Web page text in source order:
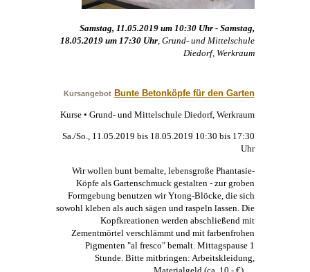
Samstag, 11.05.2019 um 10:30 Uhr - Samstag,
18.05.2019 um 17:30 Uhr , Grund- und Mittelschule
Diedorf, Werkraum
Kursangebot Bunte Betonköpfe für den Garten
Kurse • Grund- und Mittelschule Diedorf, Werkraum
Sa./So., 11.05.2019 bis 18.05.2019 10:30 bis 17:30
Uhr
Wir wollen bunt bemalte, lebensgroße Phantasie-
Köpfe als Gartenschmuck gestalten - zur groben
Formgebung benutzen wir Ytong-Blöcke, die sich
sowohl kleben als auch sägen und raspeln lassen. Die
Kopfkreationen werden abschließend mit
Zementmörtel verschlämmt und mit farbenfrohen
Pigmenten "al fresco" bemalt. Mittagspause 1
Stunde. Bitte mitbringen: Arbeitskleidung,